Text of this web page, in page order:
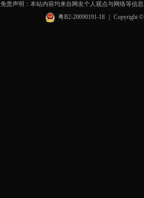
免责声明：本站内容均来自网友个人观点与网络等信
粤B2-20090191-18
Copyright ©